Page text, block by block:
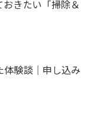
きたい「掃除＆
体験談｜申し込み